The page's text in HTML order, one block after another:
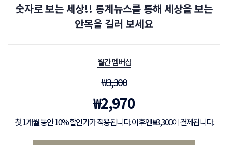
숫자로 보는 세상!! 통계뉴스를 통해 세상을 보는
안목을 길러 보세요
월간 멤버십
₩3,300
₩2,970
첫 1개월 동안 10% 할인가가 적용됩니다. 이후엔 ₩3,300이 결제됩니다.